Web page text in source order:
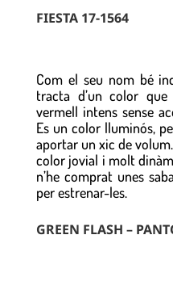
FIESTA 17-1564
Com el seu nom bé
tracta d’un color
vermell intens sense
Es un color lluminós,
aportar un xic de
color jovial i molt
n’he comprat unes
per estrenar-les.
GREEN FLASH –